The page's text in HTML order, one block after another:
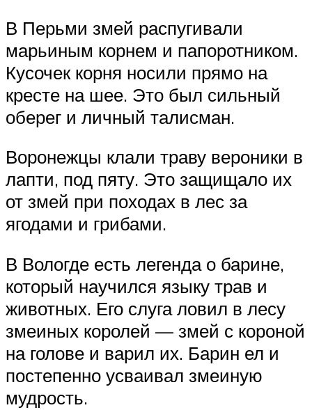
В Перьми змей распугивали
марьиным корнем и папоротником.
Кусочек корня носили прямо на
кресте на шее. Это был сильный
оберег и личный талисман.
Воронежцы клали траву вероники в
лапти, под пяту. Это защищало их
от змей при походах в лес за
ягодами и грибами.
В Вологде есть легенда о барине,
который научился языку трав и
животных. Его слуга ловил в лесу
змеиных королей — змей с короной
на голове и варил их. Барин ел и
постепенно усваивал змеиную
мудрость.